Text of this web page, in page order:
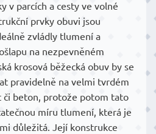
v parcích a cesty ve volné
prvky obuvi jsou
zvládly tlumení a
na nezpevněném
krosová běžecká obuv by se
pravidelně na velmi tvrdém
či beton, protože potom tato
míru tlumení, která je
důležitá. Její konstrukce